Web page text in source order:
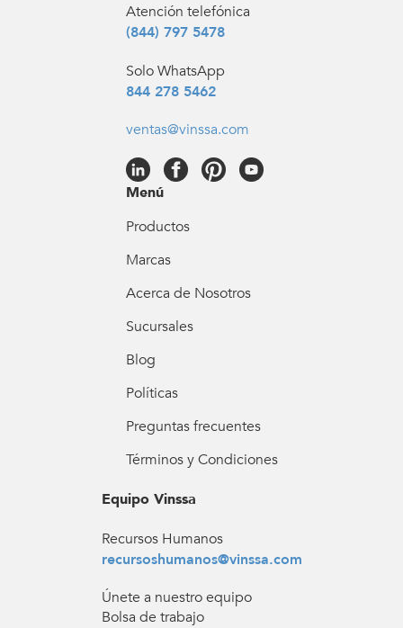
Atención telefónica
(844) 797 5478
Solo WhatsApp
844 278 5462
ventas@vinssa.com
Menú
Productos
Marcas
Acerca de Nosotros
Sucursales
Blog
Políticas
Preguntas frecuentes
Términos y Condiciones
Equipo Vinssa
Recursos Humanos
recursoshumanos@vinssa.com
Únete a nuestro equipo
Bolsa de trabajo